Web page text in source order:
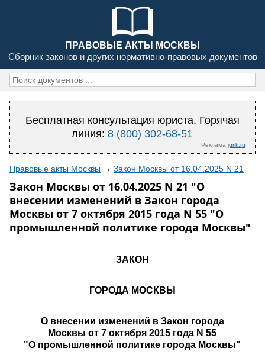
ПРАВОВЫЕ АКТЫ МОСКВЫ
Сборник законов и других нормативно-правовых документов
Бесплатная консультация юриста. Горячая
линия:8 (800) 302-68-51
Реклама jurik.ru
Правовые акты Москвы → Закон Москвы от 16.04.2025 N 21
Закон Москвы от 16.04.2025 N 21 "О
внесении изменений в Закон города
Москвы от 7 октября 2015 года N 55 "О
промышленной политике города Москвы"
ЗАКОН
ГОРОДА МОСКВЫ
О внесении изменений в Закон города
Москвыот 7 октября 2015 года N 55
"О промышленной политике города Москвы"